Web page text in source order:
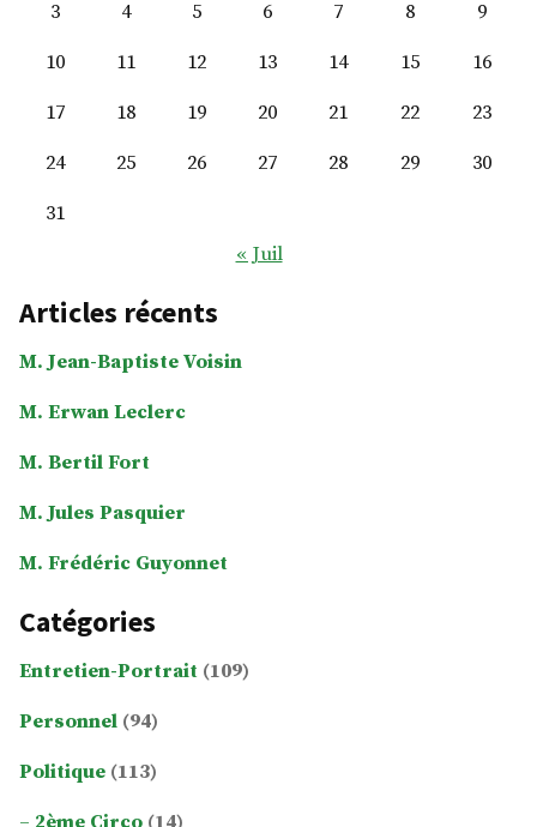
3
4 5 6 7 8
9
10
11 12 13 14 15
16
17
18 19 20 21 22
23
24
25 26 27 28 29
30
31
« Juil
Articles récents
M. Jean-Baptiste Voisin
M. Erwan Leclerc
M. Bertil Fort
M. Jules Pasquier
M. Frédéric Guyonnet
Catégories
Entretien-Portrait (109)
Personnel (94)
Politique (113)